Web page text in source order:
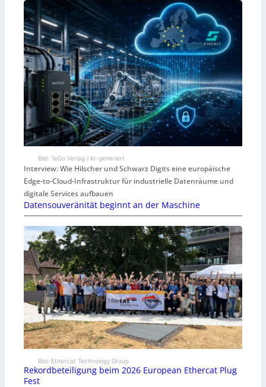
Bild: TeDo Verlag / KI-generiert
Interview: Wie Hilscher und Schwarz Digits eine europäische
Edge-to-Cloud-Infrastruktur für industrielle Datenräume und
digitale Services aufbauen
Datensouveränität beginnt an der Maschine
Bild: Ethercat Technology Group
Rekordbeteiligung beim 2026 European Ethercat Plug
Fest